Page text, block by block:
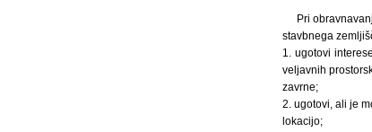
Pri
stavbnega
1. ugotovi
veljavnih
zavrne;
2. ugotovi, ali je
lokacijo;